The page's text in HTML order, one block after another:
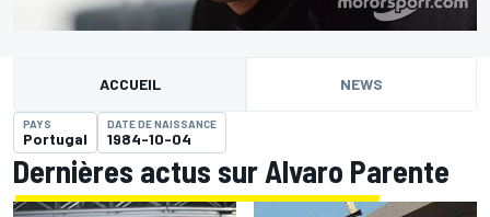
ACCUEIL NEWS
PAYS
Portugal
DATE DE NAISSANCE
1984-10-04
Dernières actus sur Alvaro Parente